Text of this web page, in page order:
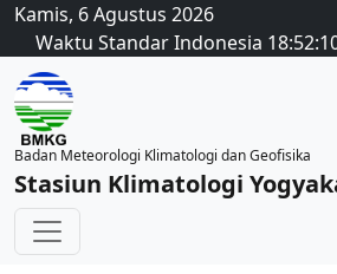
Kamis, 6 Agustus 2026
Waktu Standar Indonesia
Badan Meteorologi Klimatologi dan Geofisika
Stasiun Klimatologi